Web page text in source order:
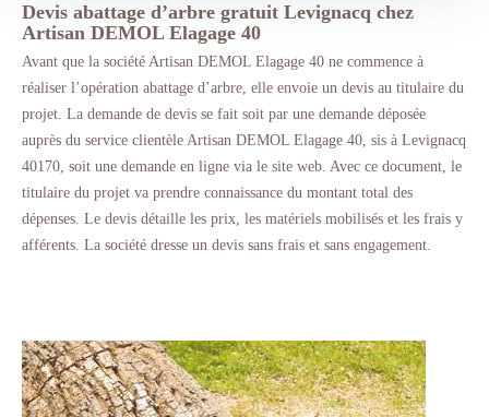
Devis abattage d’arbre gratuit Levignacq chez
Artisan DEMOL Elagage 40
Avant que la société Artisan DEMOL Elagage 40 ne commence à
réaliser l’opération abattage d’arbre, elle envoie un devis au titulaire du
projet. La demande de devis se fait soit par une demande déposée
auprès du service clientèle Artisan DEMOL Elagage 40, sis à Levignacq
40170, soit une demande en ligne via le site web. Avec ce document, le
titulaire du projet va prendre connaissance du montant total des
dépenses. Le devis détaille les prix, les matériels mobilisés et les frais y
afférents. La société dresse un devis sans frais et sans engagement.